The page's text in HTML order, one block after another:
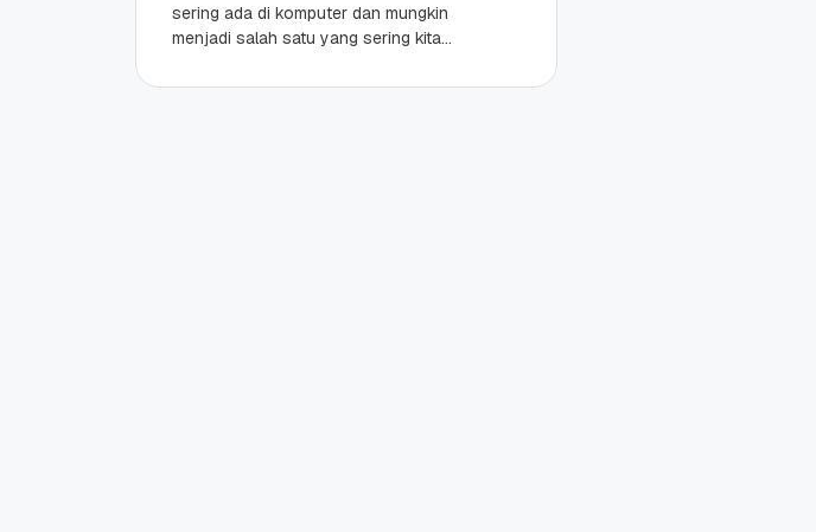
sering ada di komputer dan mungkin
menjadi salah satu yang sering kita
sebenarnya apa itu Firewall?...